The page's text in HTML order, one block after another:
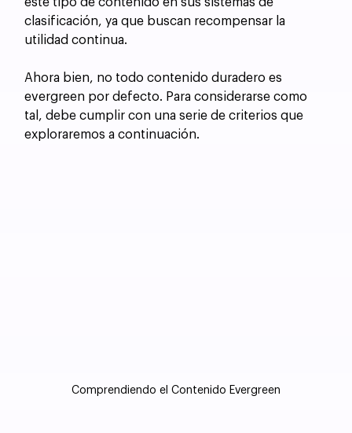
clasificación, ya que buscan recompensar la
utilidad continua.
Ahora bien, no todo contenido duradero es
evergreen por defecto. Para considerarse como
tal, debe cumplir con una serie de criterios que
exploraremos a continuación.
Comprendiendo el Contenido Evergreen